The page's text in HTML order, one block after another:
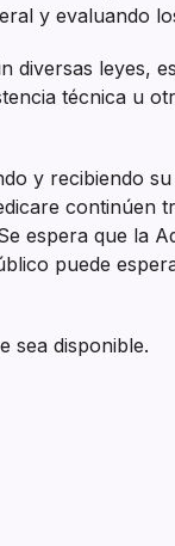
y evaluando
diversas leyes,
técnica u
y recibiendo
continúen
espera que la
puede
sea disponible.